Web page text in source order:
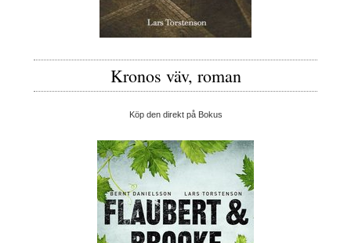
Kronos väv, roman
Köp den direkt på Bokus